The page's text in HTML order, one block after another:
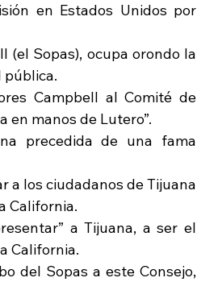
en Estados Unidos por
(el Sopas), ocupa orondo la
pública.
Campbell al Comité de
en manos de Lutero”.
precedida de una fama
a los ciudadanos de Tijuana
California.
a Tijuana, a ser el
California.
del Sopas a este Consejo,